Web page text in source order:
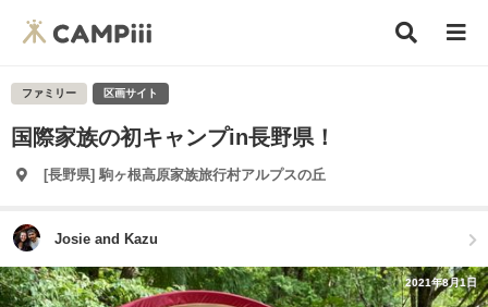
ファミリー 区画サイト
国際家族の初キャンプin長野県！
[長野県] 駒ヶ根高原家族旅行村アルプスの丘
Josie and Kazu
2021年8月1日